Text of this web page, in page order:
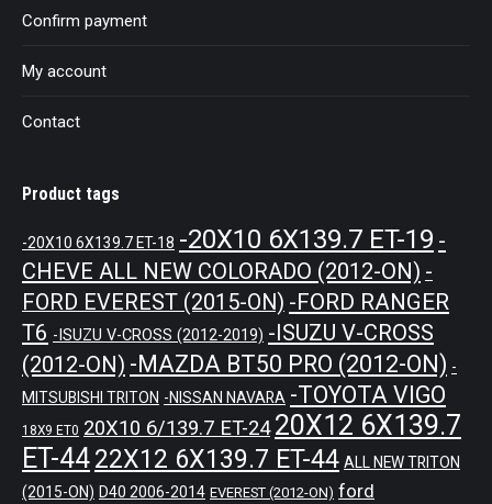
Confirm payment
My account
Contact
Product tags
-20X10 6X139.7 ET-18 -20X10 6X139.7 ET-19 -
CHEVE ALL NEW COLORADO (2012-ON) -
FORD EVEREST (2015-ON) -FORD RANGER
T6 -ISUZU V-CROSS (2012-2019) -ISUZU V-CROSS
(2012-ON) -MAZDA BT50 PRO (2012-ON) -
MITSUBISHI TRITON -NISSAN NAVARA -TOYOTA VIGO
18X9 ET0 20X10 6/139.7 ET-24 20X12 6X139.7
ET-4422X12 6X139.7 ET-44 ALL NEW TRITON
(2015-ON) D40 2006-2014 EVEREST (2012-ON) ford